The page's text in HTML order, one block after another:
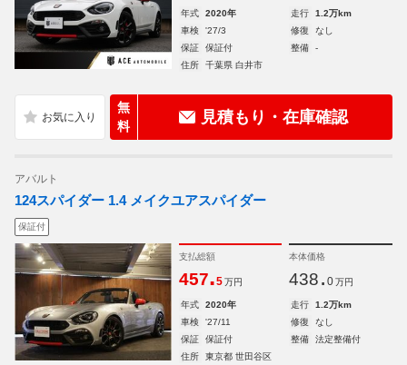
年式 2020年 走行
1.2万km
車検
'27/3 修復
なし
保証
保証付 整備
-
住所
千葉県 白井市
無
料
見積もり・在庫確認
アバルト
124スパイダー 1.4 メイクユアスパイダー
保証付
支払総額
457.5 万円
本体価格
438. 0 万円
年式 2020年 走行
1.2万km
車検
'27/11 修復
なし
保証
保証付 整備
法定整備付
住所
東京都 世田谷区